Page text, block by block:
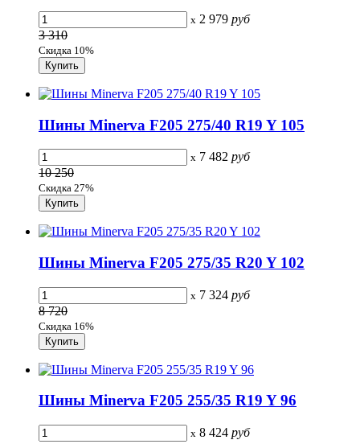
x 2 979 руб
3 310
Скидка 10%
Шины Minerva F205 275/40 R19 Y 105
x 7 482 руб
10 250
Скидка 27%
Шины Minerva F205 275/35 R20 Y 102
x 7 324 руб
8 720
Скидка 16%
Шины Minerva F205 255/35 R19 Y 96
x 8 424 руб